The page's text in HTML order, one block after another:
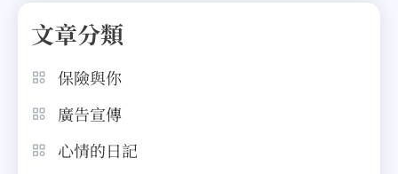
文章分類
保險與你
廣告宣傳
心情的日記